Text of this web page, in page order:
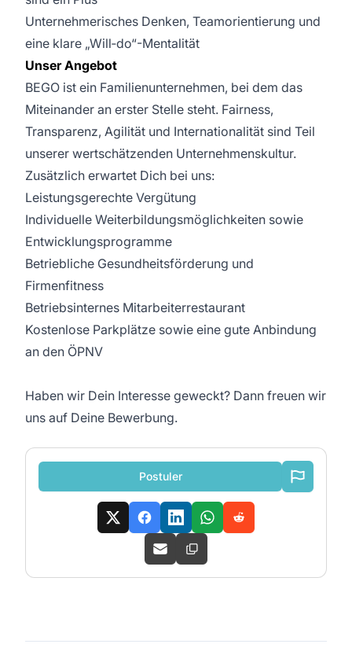
Unternehmerisches Denken, Teamorientierung und
eine klare „Will‑do“-Mentalität
Unser Angebot
BEGO ist ein Familienunternehmen, bei dem das
Miteinander an erster Stelle steht. Fairness,
Transparenz, Agilität und Internationalität sind Teil
unserer wertschätzenden Unternehmenskultur.
Zusätzlich erwartet Dich bei uns:
Leistungsgerechte Vergütung
Individuelle Weiterbildungsmöglichkeiten sowie
Entwicklungsprogramme
Betriebliche Gesundheitsförderung und
Firmenfitness
Betriebsinternes Mitarbeiterrestaurant
Kostenlose Parkplätze sowie eine gute Anbindung
an den ÖPNV
Haben wir Dein Interesse geweckt? Dann freuen wir
uns auf Deine Bewerbung.
Postuler